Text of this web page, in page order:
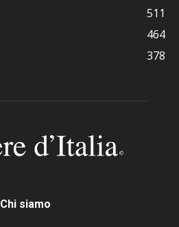
511
464
378
Chi siamo